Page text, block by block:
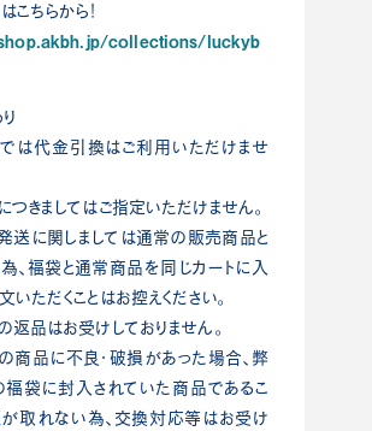
こちらから！
collections/luckyb
では代金引換はご利用いただけませ
つきましてはご指定いただけません。
送に関しましては通常の販売商品と
、福袋と通常商品を同じカートに入
いただくことはお控えください。
返品はお受けしておりません。
商品に不良・破損があった場合、弊
袋に封入されていた商品であるこ
取れない為、交換対応等はお受け